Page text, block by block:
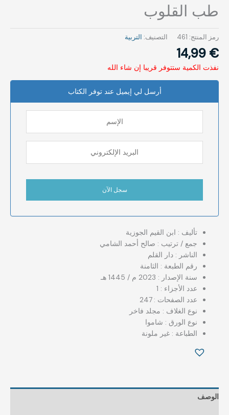
طب القلوب
رمز المنتج: 461 التصنيف: التربية
14,99 €
نفذت الكمية ستتوفر قريبا إن شاء الله
أرسل لي إيميل عند توفر الكتاب
تأليف : ابن القيم الجوزية
جمع / ترتيب : صالح أحمد الشامي
الناشر : دار القلم
رقم الطبعة : الثامنة
سنة الإصدار : 2023 م / 1445 هـ
عدد الأجزاء : 1
عدد الصفحات : 247
نوع الغلاف : مجلد فاخر
نوع الورق : شاموا
الطباعة : غير ملونة
الوصف